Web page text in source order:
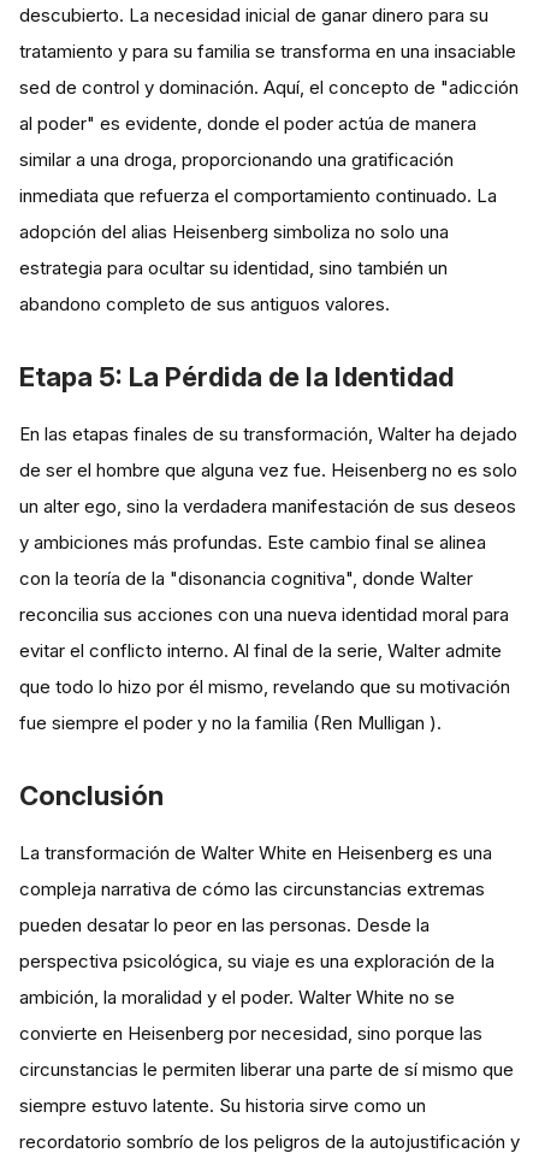
descubierto. La necesidad inicial de ganar dinero para su
tratamiento y para su familia se transforma en una insaciable
sed de control y dominación. Aquí, el concepto de "adicción
al poder" es evidente, donde el poder actúa de manera
similar a una droga, proporcionando una gratificación
inmediata que refuerza el comportamiento continuado​. La
adopción del alias Heisenberg simboliza no solo una
estrategia para ocultar su identidad, sino también un
abandono completo de sus antiguos valores.
Etapa 5: La Pérdida de la Identidad
En las etapas finales de su transformación, Walter ha dejado
de ser el hombre que alguna vez fue. Heisenberg no es solo
un alter ego, sino la verdadera manifestación de sus deseos
y ambiciones más profundas. Este cambio final se alinea
con la teoría de la "disonancia cognitiva", donde Walter
reconcilia sus acciones con una nueva identidad moral para
evitar el conflicto interno. Al final de la serie, Walter admite
que todo lo hizo por él mismo, revelando que su motivación
fue siempre el poder y no la familia​ (Ren Mulligan )​.
Conclusión
La transformación de Walter White en Heisenberg es una
compleja narrativa de cómo las circunstancias extremas
pueden desatar lo peor en las personas. Desde la
perspectiva psicológica, su viaje es una exploración de la
ambición, la moralidad y el poder. Walter White no se
convierte en Heisenberg por necesidad, sino porque las
circunstancias le permiten liberar una parte de sí mismo que
siempre estuvo latente. Su historia sirve como un
recordatorio sombrío de los peligros de la autojustificación y